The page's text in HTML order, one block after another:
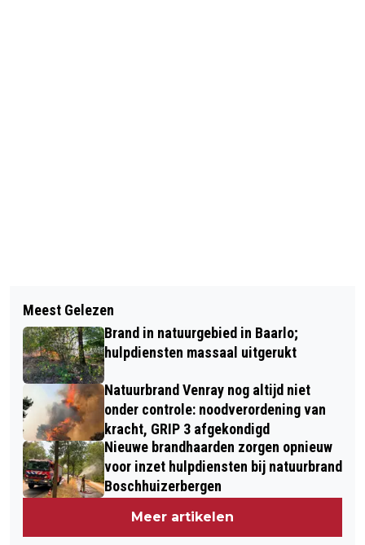
WERKZAAMHEDEN BIJ DE
ROERMONDSEPOORT: NIEUWE
VERKEERSLICHTEN
WERKGROEP DEMENTIEVRIENDELIJK
VENLO ORGANISEERT THEATERAVOND
DEMENTIE
Meest Gelezen
Brand in natuurgebied in Baarlo;
hulpdiensten massaal uitgerukt
Natuurbrand Venray nog altijd niet
onder controle: noodverordening van
kracht, GRIP 3 afgekondigd
Nieuwe brandhaarden zorgen opnieuw
voor inzet hulpdiensten bij natuurbrand
Boschhuizerbergen
Meer artikelen